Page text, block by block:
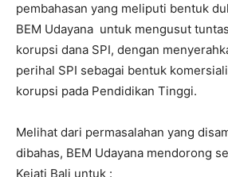
pembahasan yang meliputi bentuk
BEM Udayana untuk mengusut
korupsi dana SPI, dengan
perihal SPI sebagai bentuk
korupsi pada Pendidikan Tinggi.
Melihat dari permasalahan yang
dibahas, BEM Udayana mendorong
Kejati Bali untuk :